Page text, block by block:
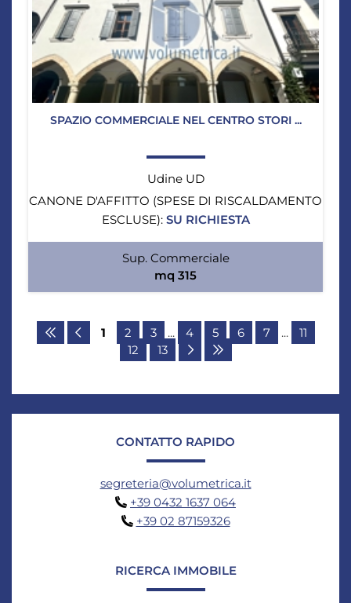
SPAZIO COMMERCIALE NEL CENTRO STORI ...
Udine UD
CANONE D'AFFITTO (SPESE DI RISCALDAMENTO
ESCLUSE): SU RICHIESTA
Sup. Commerciale
mq 315
1 2 3 ... 4 5 6 7 ...
11
12
13
CONTATTO RAPIDO
segreteria@volumetrica.it
+39 0432 1637 064
+39 02 87159326
RICERCA IMMOBILE